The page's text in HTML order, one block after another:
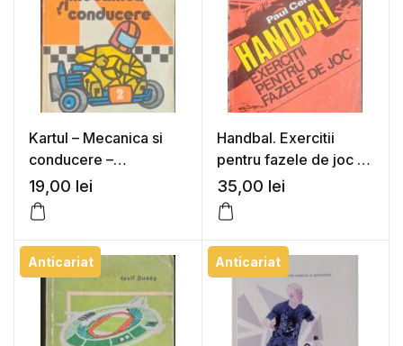
Kartul – Mecanica si
conducere –
Constantin Gradinaru,
Dan Vaiteanu
19,00 lei
Handbal. Exercitii
pentru fazele de joc –
Paul Cercel
35,00 lei
Anticariat Anticariat